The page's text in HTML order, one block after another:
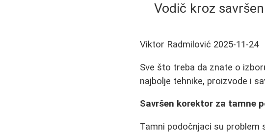
Vodič kroz
Viktor Radmilović 2025-11-24
Sve što treba da znate o
najbolje tehnike, proizvode i
Savršen korektor za tamne
Tamni podočnjaci su problem